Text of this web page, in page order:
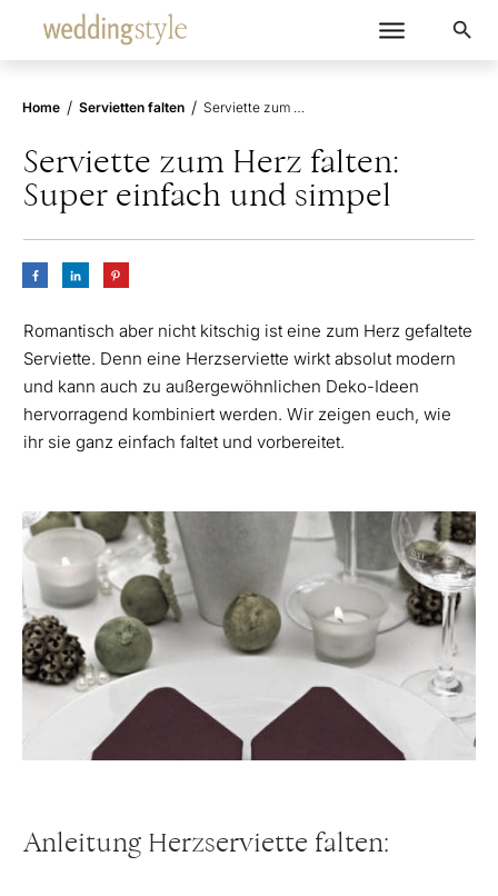
Home / Servietten falten / Serviette zum Herz falten: Super einfach und simpel
Serviette zum Herz falten:
Super einfach und simpel
Romantisch aber nicht kitschig ist eine zum Herz gefaltete
Serviette. Denn eine Herzserviette wirkt absolut modern
und kann auch zu außergewöhnlichen Deko-Ideen
hervorragend kombiniert werden. Wir zeigen euch, wie
ihr sie ganz einfach faltet und vorbereitet.
Anleitung Herzserviette falten: